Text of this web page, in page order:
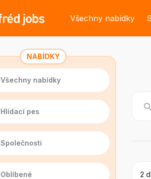
Všechny nabídky
NABÍDKY
Všechny nabídky
Hlídací pes
Společnosti
Oblíbené 2 d